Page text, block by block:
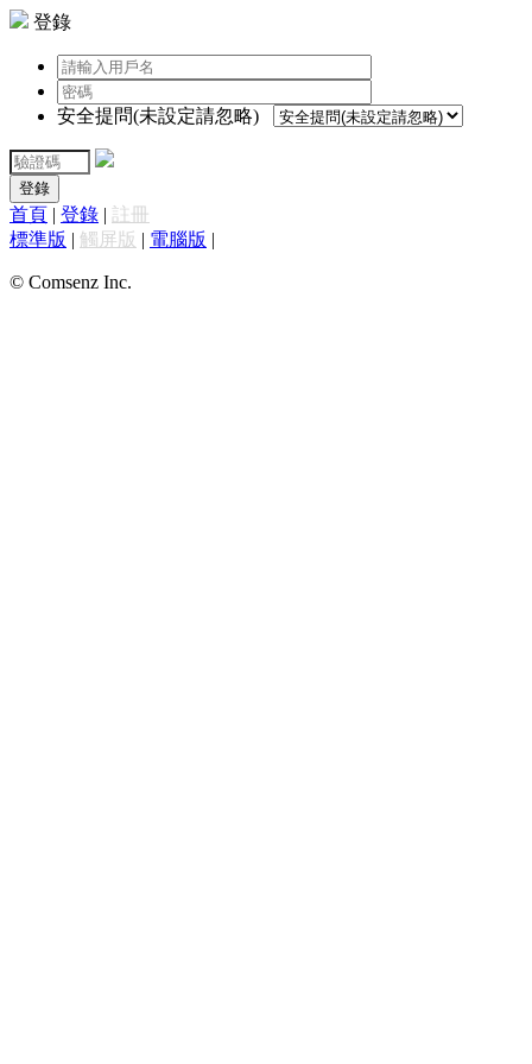
登錄
安全提問(未設定請忽略)
登錄
首頁 | 登錄 | 註冊
標準版 | 觸屏版 | 電腦版 |
© Comsenz Inc.